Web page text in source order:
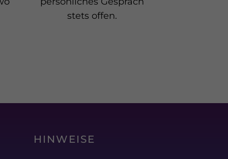
stets offen.
HINWEISE